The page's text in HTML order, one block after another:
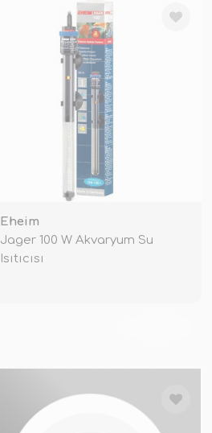
Eheim
Jager 100 W Akvaryum Su
Isıtıcısı